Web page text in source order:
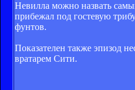
Невилла можно назвать
прибежал под гостевую
фунтов.
Показателен также эпизод
вратарем Сити.